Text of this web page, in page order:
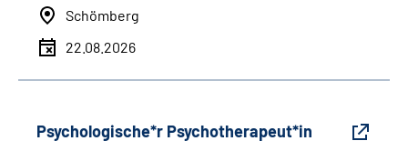
Schömberg
22.08.2026
Psychologische*r Psychotherapeut*in